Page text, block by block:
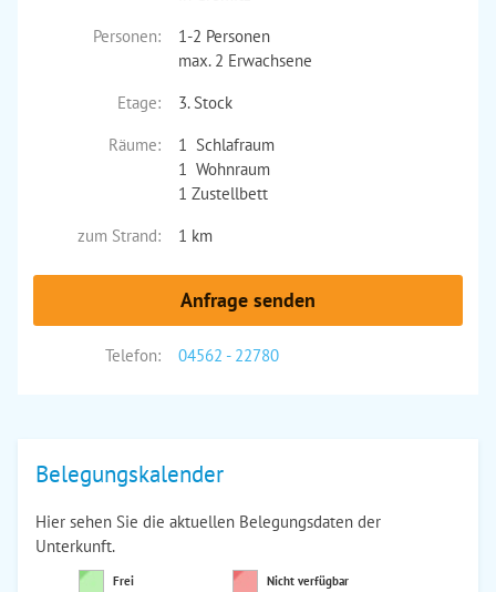
Personen:
1-2 Personen
max. 2 Erwachsene
Etage:
3. Stock
Räume:
1 Schlafraum
1 Wohnraum
1 Zustellbett
zum Strand:
1 km
Anfrage senden
Telefon: 04562 - 22780
Belegungskalender
Hier sehen Sie die aktuellen Belegungsdaten der
Unterkunft.
Frei Nicht verfügbar